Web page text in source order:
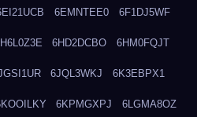
6EMNTEE0 6F1DJ5WF
6HD2DCBO 6HM0FQJT
6JQL3WKJ 6K3EBPX1
6KPMGXPJ 6LGMA8OZ